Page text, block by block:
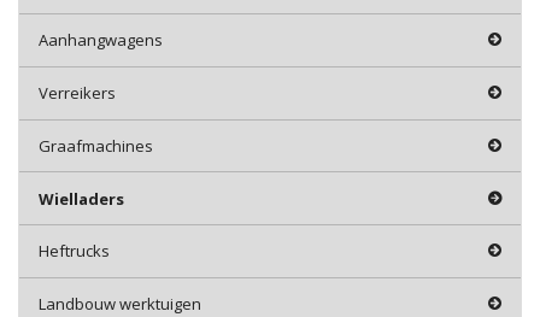
Aanhangwagens
Verreikers
Graafmachines
Wielladers
Heftrucks
Landbouw werktuigen